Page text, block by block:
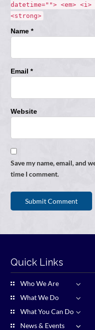
datetime=""> <em>
<strong>
Name *
Email *
Website
Save my name, email, and
time I comment.
Quick Links
Who We Are
What We Do
What You Can Do
News & Events